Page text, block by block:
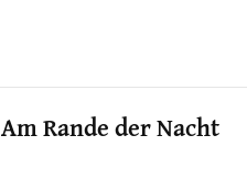
Am Rande der Nacht